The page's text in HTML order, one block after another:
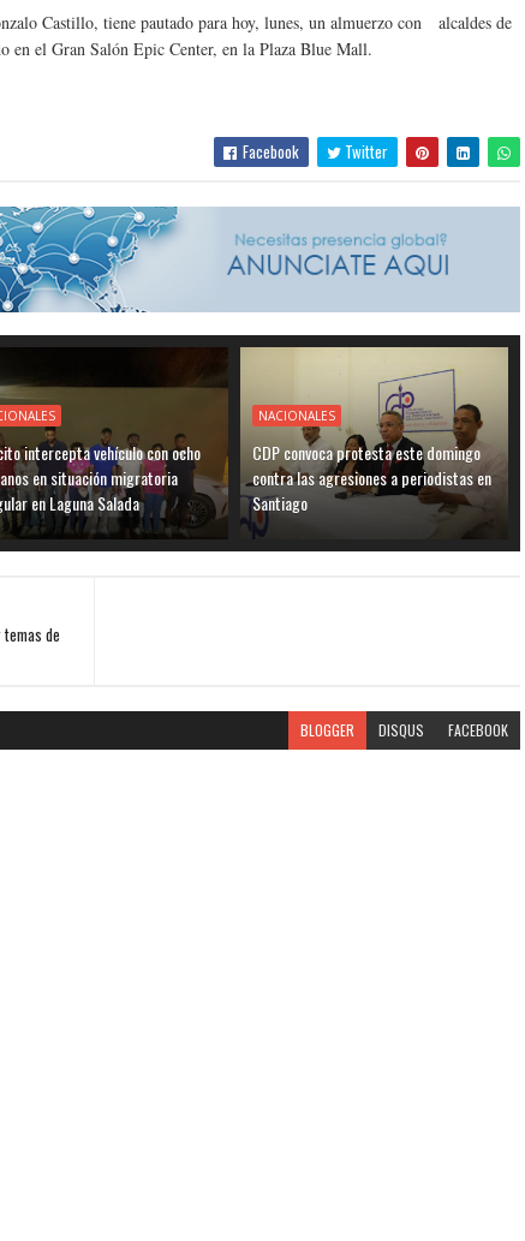
Castillo, tiene pautado para hoy, lunes, un almuerzo con alcaldes de
en el Gran Salón Epic Center, en la Plaza Blue Mall.
Facebook Twitter
intercepta vehículo con ocho
en situación migratoria
en Laguna Salada
NACIONALES
CDP convoca protesta este domingo
contra las agresiones a periodistas en
Santiago
de
BLOGGER DISQUS FACEBOOK